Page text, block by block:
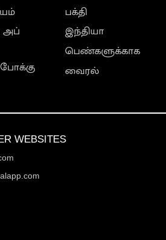
அப்
பக்தி
இந்தியா
பெண்களுக்காக
வைரல்
WEBSITES